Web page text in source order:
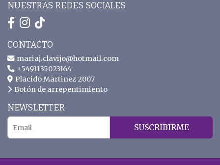
NUESTRAS REDES SOCIALES
CONTACTO
mariaj.clavijo@hotmail.com
+5491135023164
Placido Martinez 2007
Botón de arrepentimiento
NEWSLETTER
SUSCRIBIRME